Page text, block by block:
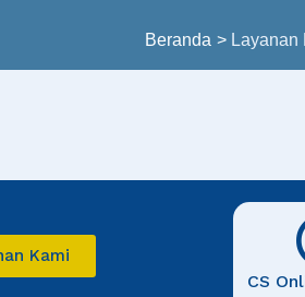
Beranda Layanan
Kami
CS